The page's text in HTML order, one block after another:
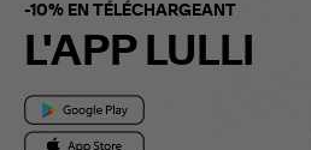
-10% EN TÉLÉCHARGEANT
L'APP LULLI